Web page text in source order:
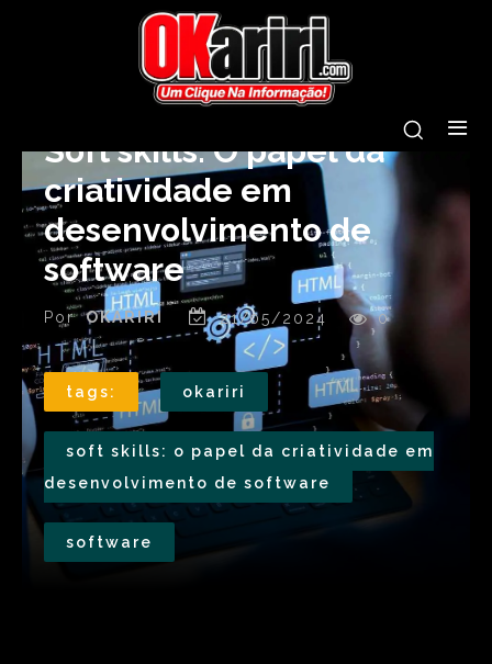
Soft skills: O papel da
criatividade em
desenvolvimento de
software
Por OKARIRI 21/05/2024 0
tags: okariri
soft skills: o papel da criatividade em
desenvolvimento de software
software